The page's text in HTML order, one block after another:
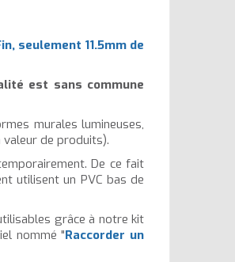
seulement 11.5mm de
est sans commune
murales lumineuses,
de produits).
De ce fait
utilisent un PVC bas de
grâce à notre kit
nommé "Raccorder un